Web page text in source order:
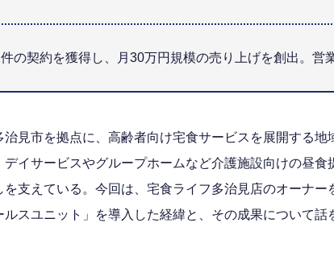
の契約を獲得し、月30万円規模の売り上げを創出。営
見市を拠点に、高齢者向け宅食サービスを展開する地
イサービスやグループホームなど介護施設向けの昼
支えている。今回は、宅食ライフ多治見店のオーナー
スユニット」を導入した経緯と、その成果について話